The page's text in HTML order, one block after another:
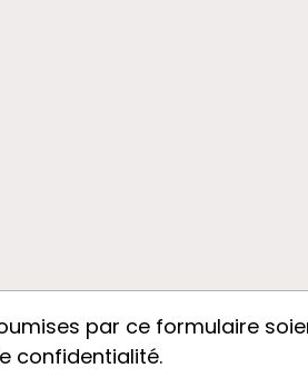
par ce formulaire
confidentialité.